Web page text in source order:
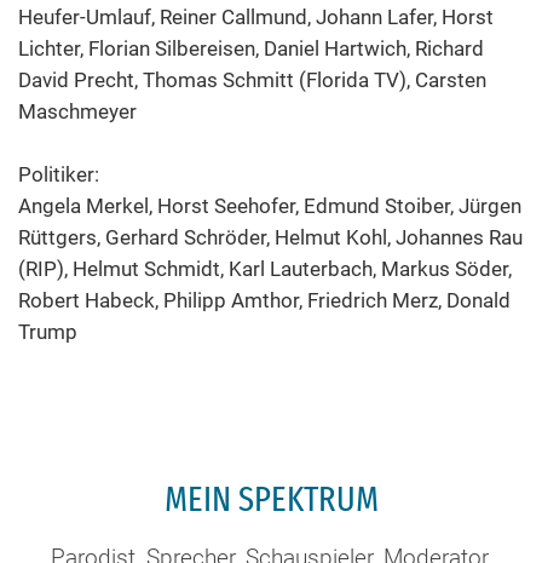
Heufer-Umlauf, Reiner Callmund, Johann Lafer, Horst
Lichter, Florian Silbereisen, Daniel Hartwich, Richard
David Precht, Thomas Schmitt (Florida TV), Carsten
Maschmeyer
Politiker:
Angela Merkel, Horst Seehofer, Edmund Stoiber, Jürgen
Rüttgers, Gerhard Schröder, Helmut Kohl, Johannes Rau
(RIP), Helmut Schmidt, Karl Lauterbach, Markus Söder,
Robert Habeck, Philipp Amthor, Friedrich Merz, Donald
Trump
MEIN SPEKTRUM